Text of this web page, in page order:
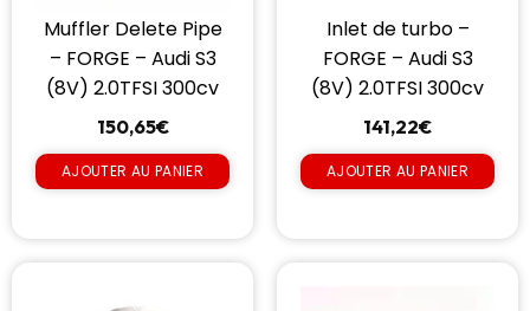
Muffler Delete Pipe
– FORGE – Audi S3
(8V) 2.0TFSI 300cv
150,65€
AJOUTER AU PANIER
Inlet de turbo –
FORGE – Audi S3
(8V) 2.0TFSI 300cv
141,22€
AJOUTER AU PANIER